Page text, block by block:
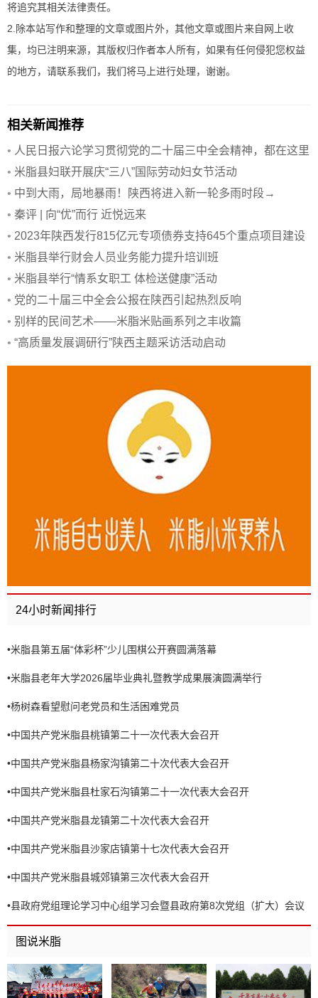
将追究其相关法律责任。
2.除本站写作和整理的文章或图片外，其他文章或图片来自网上收
集，均已注明来源，其版权归作者本人所有，如果有任何侵犯您权益
的地方，请联系我们，我们将马上进行处理，谢谢。
相关新闻推荐
• 人民日报六论学习贯彻党的二十届三中全会精神，都在这里
了
• 米脂县妇联开展庆“三八”国际劳动妇女节活动
• 中到大雨，局地暴雨！陕西将进入新一轮多雨时段→
• 秦评 | 向“优”而行 近悦远来
• 2023年陕西发行815亿元专项债券支持645个重点项目建设
• 米脂县举行财会人员业务能力提升培训班
• 米脂县举行“情系女职工 体检送健康”活动
• 党的二十届三中全会公报在陕西引起热烈反响
• 别样的民间艺术——米脂米贴画系列之丰收篇
• “高质量发展调研行”陕西主题采访活动启动
24小时新闻排行
•米脂县第五届“体彩杯”少儿围棋公开赛圆满落幕
•米脂县老年大学2026届毕业典礼暨教学成果展演圆满举行
•杨树森看望慰问老党员和生活困难党员
•中国共产党米脂县桃镇第二十一次代表大会召开
•中国共产党米脂县杨家沟镇第二十次代表大会召开
•中国共产党米脂县杜家石沟镇第二十一次代表大会召开
•中国共产党米脂县龙镇第二十次代表大会召开
•中国共产党米脂县沙家店镇第十七次代表大会召开
•中国共产党米脂县城郊镇第三次代表大会召开
•县政府党组理论学习中心组学习会暨县政府第8次党组（扩大）会议
召开
图说米脂